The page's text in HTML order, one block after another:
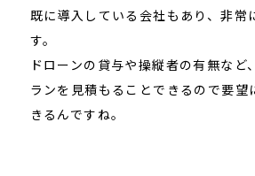
既に導入している会社もあり、非常
す。
ドローンの貸与や操縦者の有無など
ランを見積もることできるので要望
きるんですね。